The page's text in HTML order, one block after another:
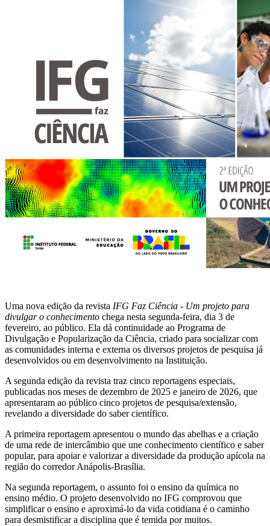
Uma nova edição da revista IFG Faz Ciência - Um projeto para
divulgar o conhecimento chega nesta segunda-feira, dia 3 de
fevereiro, ao público. Ela dá continuidade ao Programa de
Divulgação e Popularização da Ciência, criado para socializar com
as comunidades interna e externa os diversos projetos de pesquisa já
desenvolvidos ou em desenvolvimento na Instituição.
A segunda edição da revista traz cinco reportagens especiais,
publicadas nos meses de dezembro de 2025 e janeiro de 2026, que
apresentaram ao público cinco projetos de pesquisa/extensão,
revelando a diversidade do saber científico.
A primeira reportagem apresentou o mundo das abelhas e a criação
de uma rede de intercâmbio que une conhecimento científico e saber
popular, para apoiar e valorizar a diversidade da produção apícola na
região do corredor Anápolis-Brasília.
Na segunda reportagem, o assunto foi o ensino da química no
ensino médio. O projeto desenvolvido no IFG comprovou que
simplificar o ensino e aproximá-lo da vida cotidiana é o caminho
para desmistificar a disciplina que é temida por muitos.